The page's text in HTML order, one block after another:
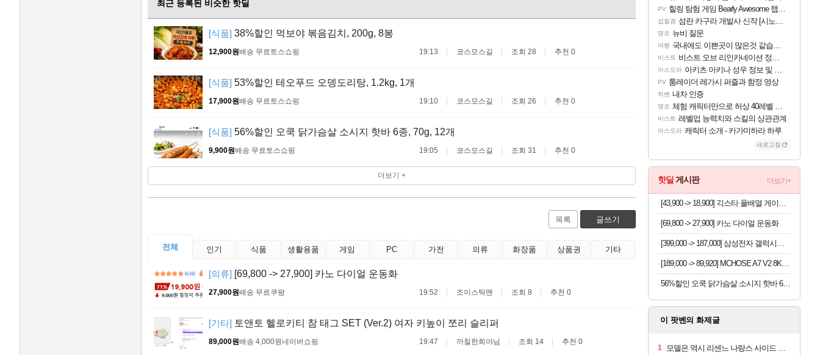
최근 등록된 비슷한 핫딜
[식품] 38%할인 먹보야 볶음김치, 200g, 8봉
12,900원배송 무료토스쇼핑 19:13 코스모스길 조회 28 추천 0
[식품] 53%할인 테오푸드 오뎅도리탕, 1.2kg, 1개
17,900원배송 무료토스쇼핑 19:10 코스모스길 조회 26 추천 0
[식품] 56%할인 오쿡 닭가슴살 소시지 핫바 6종, 70g, 12개
9,900원배송 무료토스쇼핑 19:05 코스모스길 조회 31 추천 0
더보기 +
목록 글쓰기
전체 인기 식품 생활용품 게임 PC 가전 의류 화장품 상품권 기타
[의류] [69,800 -> 27,900] 카노 다이얼 운동화
27,900원배송 무료쿠팡 19:52 조이스틱맨 조회 8 추천 0
[기타] 토앤토 헬로키티 참 태그 SET (Ver.2) 여자 키높이 쪼리 슬리퍼
89,000원배송 4,000원네이버쇼핑 19:47 까칠한희야님 조회 14 추천 0
PV 힐링 탐험 게임 Bearly Awesome 챕터 1 트레일러
섭컬겜 섬란 카구라 개발사 신작 [시노비 넥서스] 연내 출시 예정
명조 뉴비 질문
여행 국내에도 이쁜곳이 많은것 같습니다
비스트 비스트 오브 리인카네이션 정보/공략글 모음
아스오라 아키츠 아키나 성우 정보 및 주요 필모
PV 툼레이더 레가시 퍼즐과 함정 영상
차벤 내차 인증
명조 체험 캐릭터만으로 허상 40레벨 하이와티아 5분 컷!｜에이메스·린네·모니에 명함
비스트 레벨업 능력치와 스킬의 상관관계
아스오라 캐릭터 소개 - 카가미하라 하루
새로고침
핫딜 게시판 더보기+
[43,900 -> 18,900] 긱스타 풀배열 게이밍키보드 (재고7개)
[69,800 -> 27,900] 카노 다이얼 운동화
[399,000 -> 187,000] 삼성전자 갤럭시탭 A8
[189,000 -> 89,920] MCHOSE A7 V2 8K 초경량 마우스 국내정발
56%할인 오쿡 닭가슴살 소시지 핫바 6종, 70g, 12개
이 팟벤의 화제글
1 모델은 역시 리센느 나랑스 사이드 1.25L 1박스